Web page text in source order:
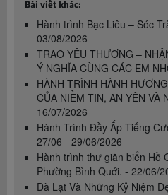
Bài viết khác:
Hành trình Bạc Liêu – Sóc
03/08/2026
TRAO YÊU THƯƠNG –
Ý NGHĨA CÙNG CÁC EM
HÀNH TRÌNH HÀNH
CỦA NIỀM TIN, AN YÊN VÀ
16/07/2026
Hành Trình Đầy Ắp Tiếng
27/06 - 29/06/2026
Hành trình thư giãn biển Hồ
Phường Bình Quới. - 22/06/
Đà Lạt Và Những Kỷ Niệm